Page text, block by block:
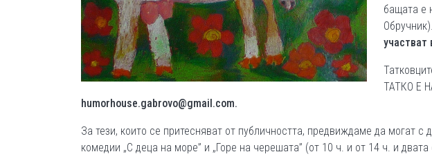
бащата е
Обручник).
участват
ТАТКО Е
humorhouse.gabrovo@gmail.com.
За тези, които се притесняват от публичността, предвиждаме да могат с
комедии „С деца на море” и „Горе на черешата” (от 10 ч. и от 14 ч. и